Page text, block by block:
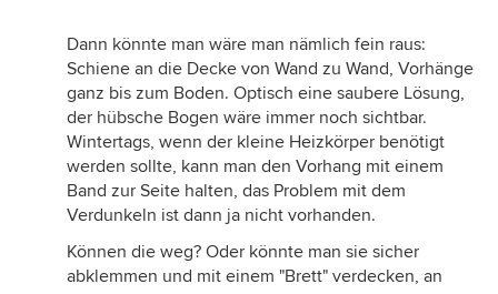
Dann könnte man wäre man nämlich fein raus:
Schiene an die Decke von Wand zu Wand, Vorhänge
ganz bis zum Boden. Optisch eine saubere Lösung,
der hübsche Bogen wäre immer noch sichtbar.
Wintertags, wenn der kleine Heizkörper benötigt
werden sollte, kann man den Vorhang mit einem
Band zur Seite halten, das Problem mit dem
Verdunkeln ist dann ja nicht vorhanden.
Können die weg? Oder könnte man sie sicher
abklemmen und mit einem "Brett" verdecken, an